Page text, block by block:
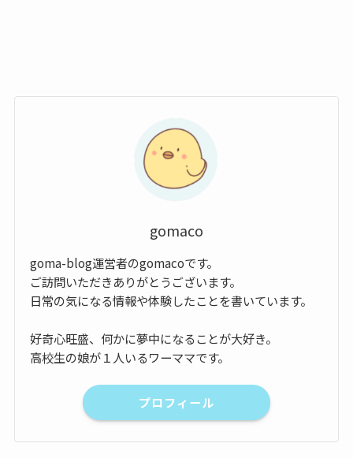
gomaco
goma-blog運営者のgomacoです。
ご訪問いただきありがとうございます。
日常の気になる情報や体験したことを書いています。
好奇心旺盛、何かに夢中になることが大好き。
高校生の娘が１人いるワーママです。
プロフィール